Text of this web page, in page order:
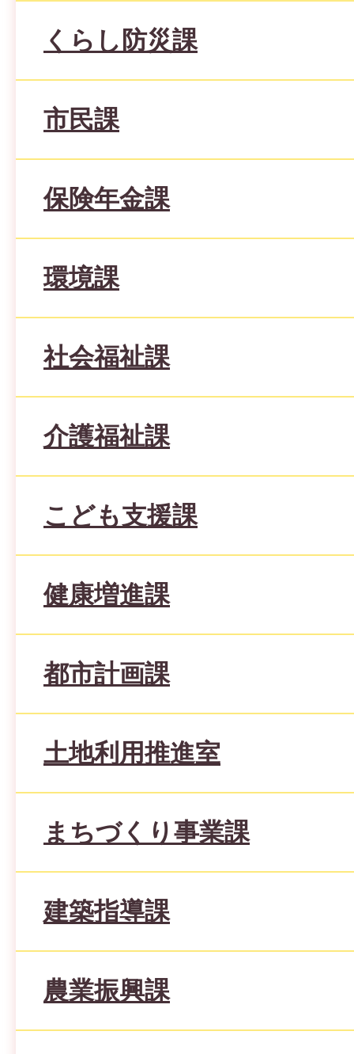
くらし防災課
市民課
保険年金課
環境課
社会福祉課
介護福祉課
こども支援課
健康増進課
都市計画課
土地利用推進室
まちづくり事業課
建築指導課
農業振興課